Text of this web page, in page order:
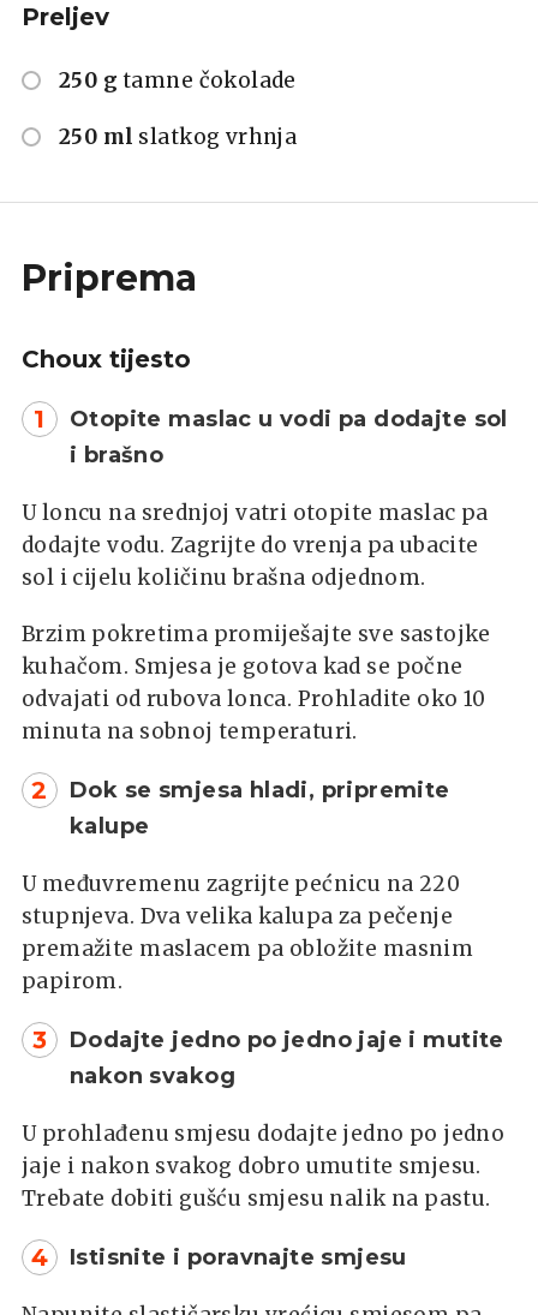
Preljev
250 g tamne čokolade
250 ml slatkog vrhnja
Priprema
Choux tijesto
1
Otopite maslac u vodi pa dodajte sol
i brašno
U loncu na srednjoj vatri otopite maslac pa
dodajte vodu. Zagrijte do vrenja pa ubacite
sol i cijelu količinu brašna odjednom.
Brzim pokretima promiješajte sve sastojke
kuhačom. Smjesa je gotova kad se počne
odvajati od rubova lonca. Prohladite oko 10
minuta na sobnoj temperaturi.
2
Dok se smjesa hladi, pripremite
kalupe
U međuvremenu zagrijte pećnicu na 220
stupnjeva. Dva velika kalupa za pečenje
premažite maslacem pa obložite masnim
papirom.
3
Dodajte jedno po jedno jaje i mutite
nakon svakog
U prohlađenu smjesu dodajte jedno po jedno
jaje i nakon svakog dobro umutite smjesu.
Trebate dobiti gušću smjesu nalik na pastu.
4 Istisnite i poravnajte smjesu